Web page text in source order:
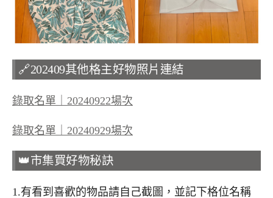
🔗202409其他格主好物照片連結
錄取名單｜20240922場次
錄取名單｜20240929場次
👑市集買好物秘訣
1.有看到喜歡的物品請自己截圖，並記下格位名稱